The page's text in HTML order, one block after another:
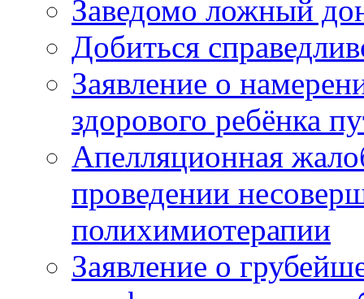
Заведомо ложный
Добиться
Заявление о
здорового ребёнка
Апелляционная
проведении
полихимиотерапии
Заявление о